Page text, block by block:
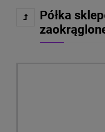
Półka